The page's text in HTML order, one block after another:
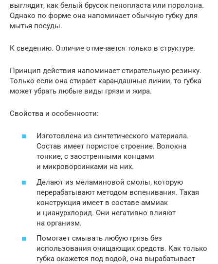
выглядит, как белый брусок пенопласта или поролона.
Однако по форме она напоминает обычную губку для
мытья посуды.
К сведению. Отличие отмечается только в структуре.
Принцип действия напоминает стирательную резинку.
Только если она стирает карандашные линии, то губка
может убрать любые виды грязи и жира.
Свойства и особенности:
Изготовлена из синтетического материала.
Состав имеет пористое строение. Волокна
тонкие, с заостренными концами
и микроворсинками на них.
Делают из меламиновой смолы, которую
перерабатывают методом вспенивания. Такая
конструкция имеет в составе аммиак
и цианурхлорид. Они негативно влияют
на организм.
Помогает смывать любую грязь без
использования очищающих средств. Как только
губка окажется под водой, она вырабатывает